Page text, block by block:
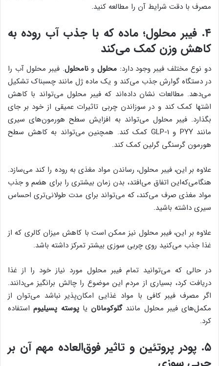
مصرف با دقت شرایط آن را مطالعه کنید.
۴. فیبر محلول؛ ماده که با جذب آب روده به
کاهش وزن کمک می‌کند
دو نوع مختلف فیبر وجود دارد: محلولونامحلول. فیبر محلول آب را
در دستگاه گوارش جذب می‌کند و یک ماده ژل مانند چسبناک تشکیل
می‌دهد. مطالعات نشان داده‌اند که فیبر محلول می‌تواند با کاهش
اشتها کمک کند و در سوزاندن چربی تاثیرات عمیقی از خود بر جای
بگذارد. فیبر محلول می‌تواند به افزایش سطح هورمون‌های سیری
مانند PYY و GLP-1 کمک کند. همچنین می‌تواند به کاهش سطح
هورمون گرسنگی گرلین کمک کند.
علاوه بر این، فیبر محلول، رساندن مواد مغذی به روده را کند می‌سازد.
هنگامی‌که‌این اتفاق می‌افتد، بدن زمان بیشتری را برای هضم و جذب
مواد مغذی صرف می‌کند، که می‌تواند برای مدت طولانی‌تری احساس
سیری داشته باشید.
علاوه بر این، فیبر محلول نیز ممکن است با کاهش میزان کالری که از
غذا جذب می‌کنید روی چربی سوزی بیشتر تمرکز داشته باشد.
در حالی که می‌توانید تمام فیبر محلول مورد نیاز خود را از غذا
دریافت کرد، بسیاری از مردم این موضوع را چالش برانگیز می‌دانند.
اگر مصرف فیبر کافی با مواد غذایی امکان‌پذیر نباشد می‌توان از
مکمل‌های فیبر محلول مانندگلوکومانان یاپوسته پسیلیوماستفاده
کرد.
۵. پودر پروتئین و تاثیر فوق‌العاده مهم آن بر